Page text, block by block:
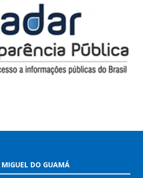
MIGUEL DO GUAMÁ